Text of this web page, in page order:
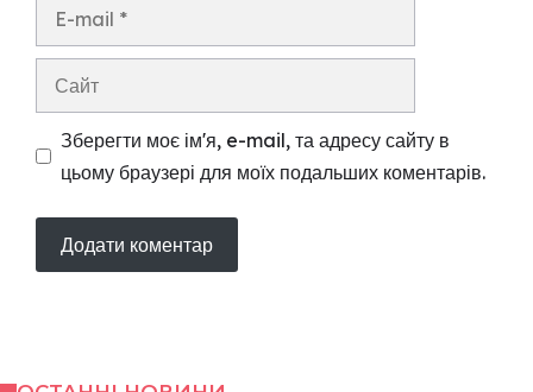
Зберегти моє ім'я, e-mail, та адресу сайту в
цьому браузері для моїх подальших коментарів.